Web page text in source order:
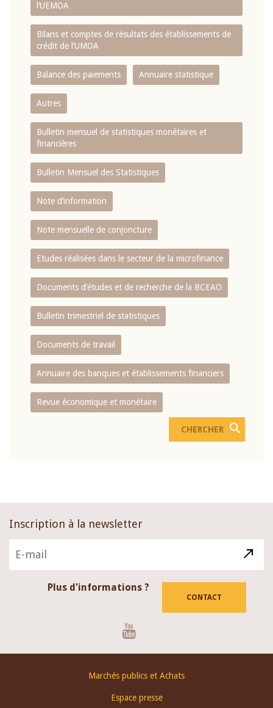
l‘UEMOA
Bilans et comptes de résultats des établissements de
crédit de l‘UMOA
Balance des paiements Annuaire statistique
Autres
Bulletin mensuel de statistiques monétaires et
financières
Bulletin Mensuel des Statistiques
Note d’information
Note mensuelle de conjoncture
Etudes réalisées dans le secteur de la microfinance
Documents d’études et de recherche de la BCEAO
Bulletin trimestriel de statistiques
Documents de travail
Annuaire des banques et établissements financiers
Revue économique et monétaire
Inscription à la newsletter
Plus d'informations ?
CONTACT
Marchés publics et Achats
Espace presse